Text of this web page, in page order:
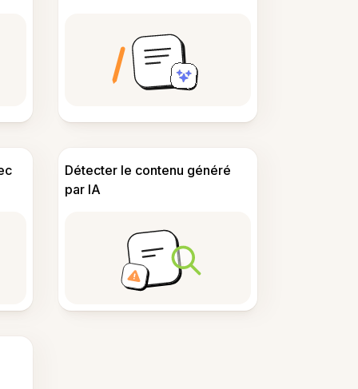
Détecter le contenu généré
par IA